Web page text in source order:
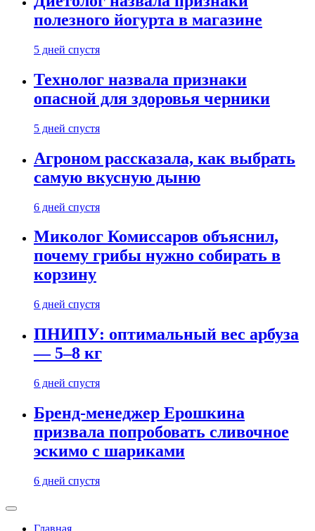
полезного йогурта в магазине
5 дней спустя
Технолог назвала признаки
опасной для здоровья черники
5 дней спустя
Агроном рассказала, как выбрать
самую вкусную дыню
6 дней спустя
Миколог Комиссаров объяснил,
почему грибы нужно собирать в
корзину
6 дней спустя
ПНИПУ: оптимальный вес арбуза
— 5–8 кг
6 дней спустя
Бренд-менеджер Ерошкина
призвала попробовать сливочное
эскимо с шариками
6 дней спустя
Главная